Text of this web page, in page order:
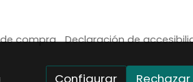
compra
Declaración de